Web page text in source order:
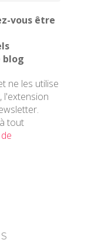
vous être
blog
ne les utilise
l'extension
tout